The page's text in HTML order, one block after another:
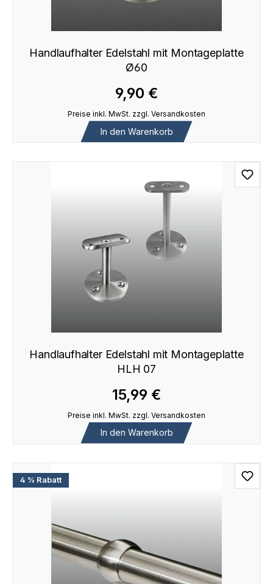
Handlaufhalter Edelstahl mit Montageplatte
Ø60
9,90 €
Preise inkl. MwSt. zzgl. Versandkosten
In den Warenkorb
Handlaufhalter Edelstahl mit Montageplatte
HLH 07
15,99 €
Preise inkl. MwSt. zzgl. Versandkosten
In den Warenkorb
4 % Rabatt